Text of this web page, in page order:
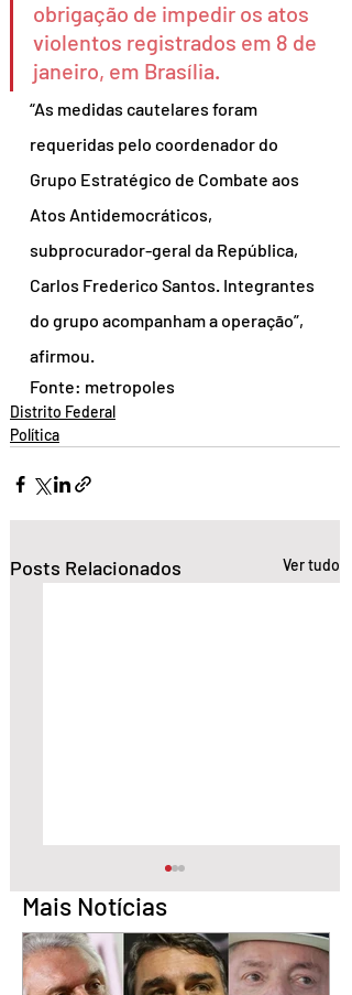
obrigação de impedir os atos
violentos registrados em 8 de
janeiro, em Brasília.
“As medidas cautelares foram
requeridas pelo coordenador do
Grupo Estratégico de Combate aos
Atos Antidemocráticos,
subprocurador-geral da República,
Carlos Frederico Santos. Integrantes
do grupo acompanham a operação”,
afirmou.
Fonte: metropoles
Distrito Federal
Política
Posts Relacionados Ver tudo
Mais Notícias